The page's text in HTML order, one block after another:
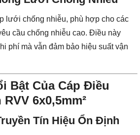
lưới chống nhiễu, phù hợp cho các
cầu chống nhiễu cao. Điều này
phí mà vẫn đảm bảo hiệu suất vận
Bật Của Cáp Điều
6x0,5mm²
Tín Hiệu Ổn Định